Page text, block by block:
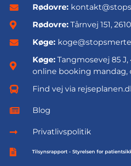
Rødovre:
Rødovre:Tårnvej 151,
Køge:
Køge:Tangmosevej 85
online booking mandag,
Find vej via
Blog
Privatlivspolitik
Tilsynsrapport - Styrelsen for